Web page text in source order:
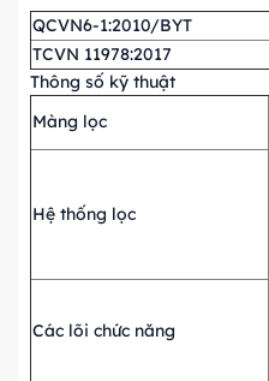
QCVN6-1:2010/BYT
TCVN 11978:2017
Thông số kỹ thuật
Màng lọc
Hệ thống lọc
Các lõi chức năng